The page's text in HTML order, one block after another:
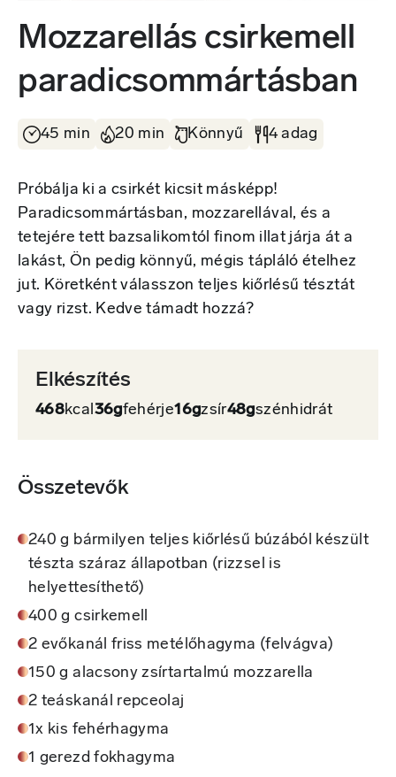
Mozzarellás csirkemell
paradicsommártásban
45 min 20 min Könnyű 4 adag
Próbálja ki a csirkét kicsit másképp!
Paradicsommártásban, mozzarellával, és a
tetejére tett bazsalikomtól finom illat járja át a
lakást, Ön pedig könnyű, mégis tápláló ételhez
jut. Köretként válasszon teljes kiőrlésű tésztát
vagy rizst. Kedve támadt hozzá?
Elkészítés
468kcal36gfehérje16gzsír48gszénhidrát
Összetevők
240 g bármilyen teljes kiőrlésű búzából készült
tészta száraz állapotban (rizzsel is
helyettesíthető)
400 g csirkemell
2 evőkanál friss metélőhagyma (felvágva)
150 g alacsony zsírtartalmú mozzarella
2 teáskanál repceolaj
1x kis fehérhagyma
1 gerezd fokhagyma